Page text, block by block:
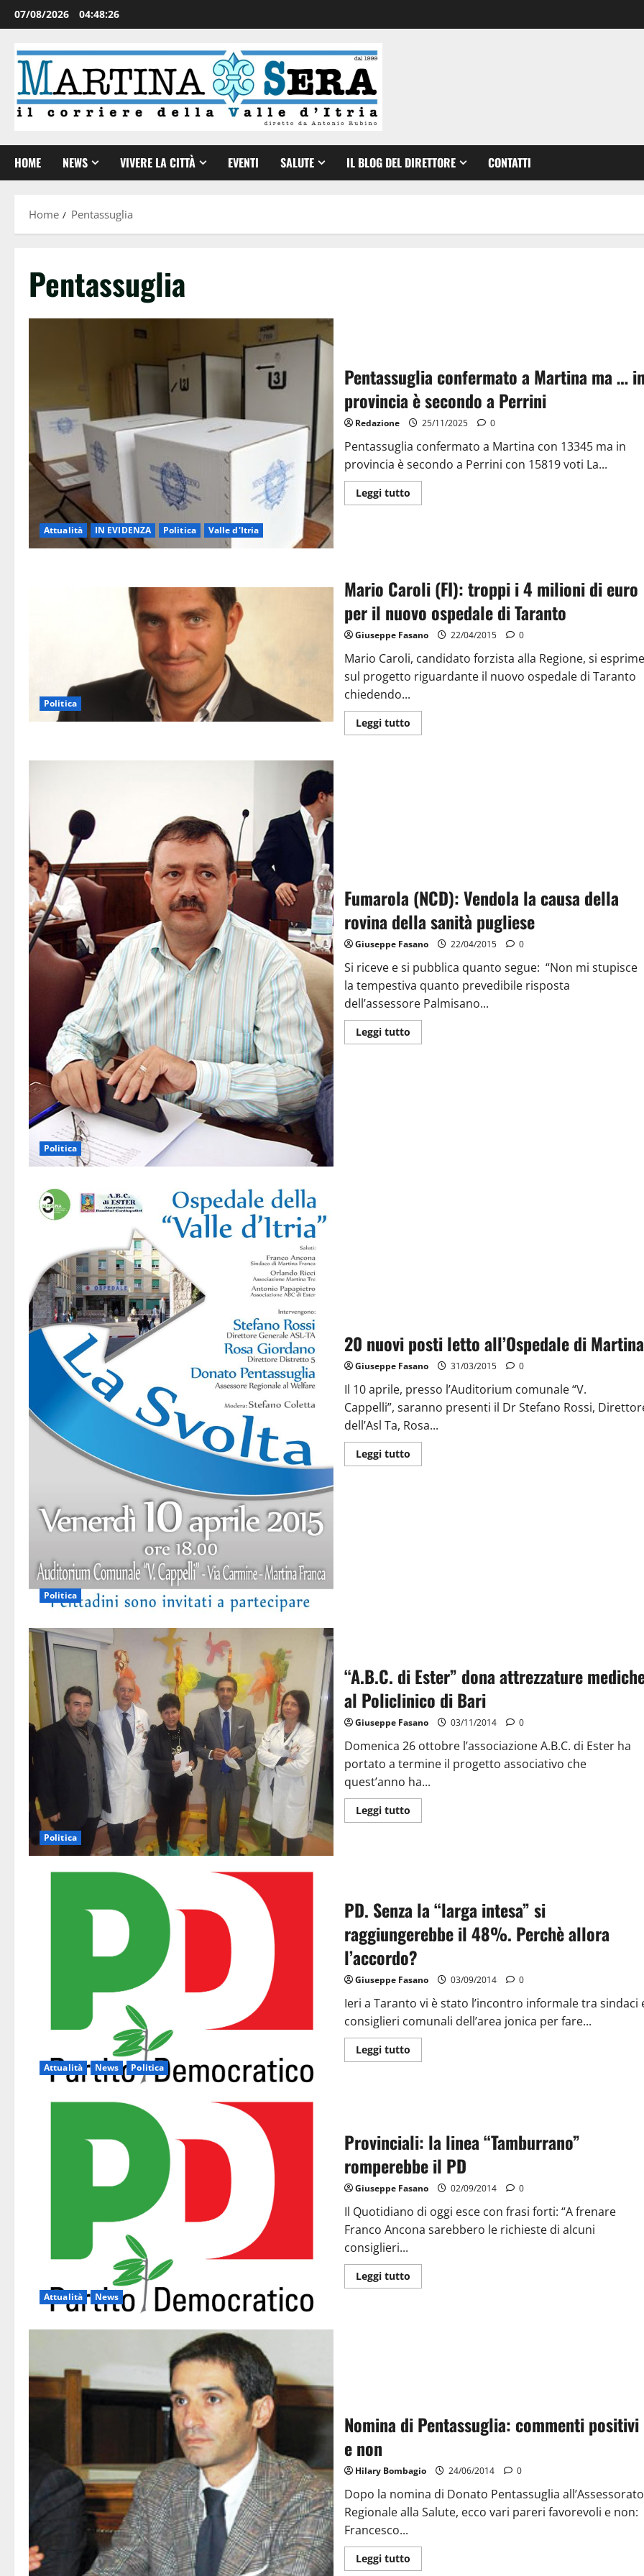
07/08/2026 04:48:27
HOME NEWS VIVERE LA CITTÀ EVENTI SALUTE IL BLOG DEL DIRETTORE CONTATTI
Home Pentassuglia
Pentassuglia
Attualità IN EVIDENZA Politica Valle d'Itria
Pentassuglia confermato a Martina ma …
provincia è secondo a Perrini
Redazione 25/11/2025 0
Pentassuglia confermato a Martina con 13345 ma in
provincia è secondo a Perrini con 15819 voti La...
Leggi tutto
Politica
Mario Caroli (FI): troppi i 4 milioni di euro
per il nuovo ospedale di Taranto
Giuseppe Fasano 22/04/2015 0
Mario Caroli, candidato forzista alla Regione, si esprime
sul progetto riguardante il nuovo ospedale di Taranto
chiedendo...
Leggi tutto
Politica
Fumarola (NCD): Vendola la causa della
rovina della sanità pugliese
Giuseppe Fasano 22/04/2015 0
Si riceve e si pubblica quanto segue: “Non mi stupisce
la tempestiva quanto prevedibile risposta
dell’assessore Palmisano...
Leggi tutto
Politica
20 nuovi posti letto all’Ospedale di Martina
Giuseppe Fasano 31/03/2015 0
Il 10 aprile, presso l’Auditorium comunale “V.
Cappelli”, saranno presenti il Dr Stefano Rossi,
dell’Asl Ta, Rosa...
Leggi tutto
Politica
“A.B.C. di Ester” dona attrezzature
al Policlinico di Bari
Giuseppe Fasano 03/11/2014 0
Domenica 26 ottobre l’associazione A.B.C. di Ester ha
portato a termine il progetto associativo che
quest’anno ha...
Leggi tutto
Attualità News Politica
PD. Senza la “larga intesa” si
raggiungerebbe il 48%. Perchè allora
l’accordo?
Giuseppe Fasano 03/09/2014 0
Ieri a Taranto vi è stato l’incontro informale tra sindaci
consiglieri comunali dell’area jonica per fare...
Leggi tutto
Attualità News
Provinciali: la linea “Tamburrano”
romperebbe il PD
Giuseppe Fasano 02/09/2014 0
Il Quotidiano di oggi esce con frasi forti: “A frenare
Franco Ancona sarebbero le richieste di alcuni
consiglieri...
Leggi tutto
Nomina di Pentassuglia: commenti positivi
e non
Hilary Bombagio 24/06/2014 0
Dopo la nomina di Donato Pentassuglia all’Assessorato
Regionale alla Salute, ecco vari pareri favorevoli e non:
Francesco...
Leggi tutto